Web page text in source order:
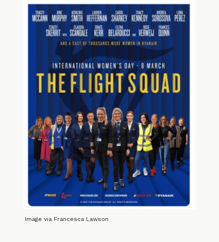
Image via Francesca Lawson